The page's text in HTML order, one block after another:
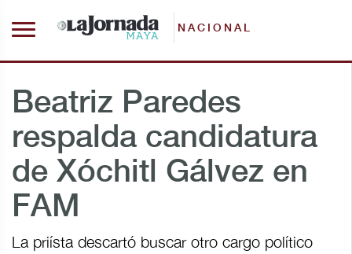
NACIONAL
Beatriz Paredes
respalda candidatura
de Xóchitl Gálvez en
FAM
La priísta descartó buscar otro cargo político